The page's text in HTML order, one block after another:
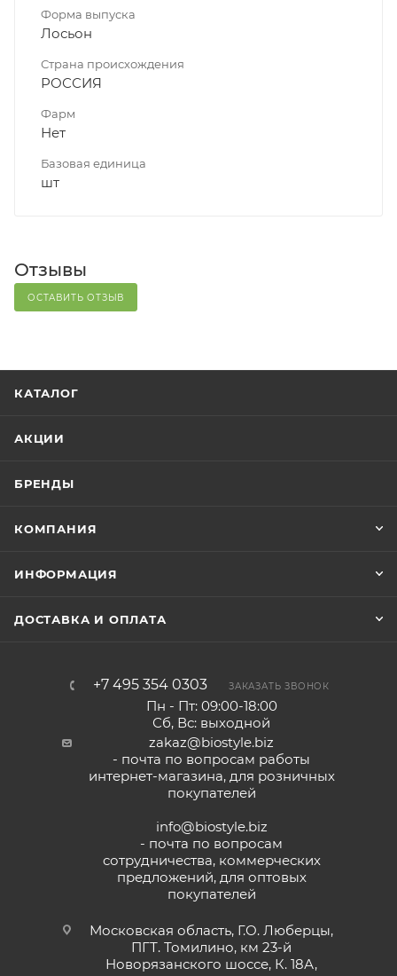
Форма выпуска
Лосьон
Страна происхождения
РОССИЯ
Фарм
Нет
Базовая единица
шт
Отзывы
ОСТАВИТЬ ОТЗЫВ
КАТАЛОГ
АКЦИИ
БРЕНДЫ
КОМПАНИЯ
ИНФОРМАЦИЯ
ДОСТАВКА И ОПЛАТА
+7 495 354 0303 ЗАКАЗАТЬ ЗВОНОК
Пн - Пт: 09:00-18:00
Сб, Вс: выходной
zakaz@biostyle.biz
- почта по вопросам работы
интернет-магазина, для розничных
покупателей
info@biostyle.biz
- почта по вопросам
сотрудничества, коммерческих
предложений, для оптовых
покупателей
Московская область, Г.О. Люберцы,
ПГТ. Томилино, км 23-й
Новорязанского шоссе, К. 18А,